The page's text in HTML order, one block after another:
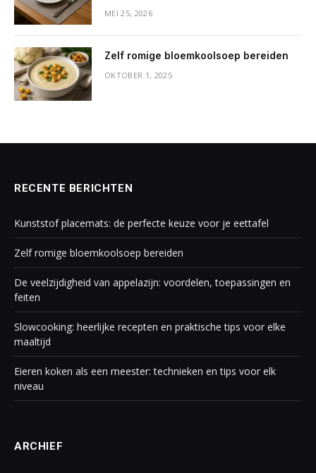
MEI 25, 2026
Zelf romige bloemkoolsoep bereiden
OKTOBER 1, 2025
RECENTE BERICHTEN
Kunststof placemats: de perfecte keuze voor je eettafel
Zelf romige bloemkoolsoep bereiden
De veelzijdigheid van appelazijn: voordelen, toepassingen en
feiten
Slowcooking: heerlijke recepten en praktische tips voor elke
maaltijd
Eieren koken als een meester: technieken en tips voor elk
niveau
ARCHIEF